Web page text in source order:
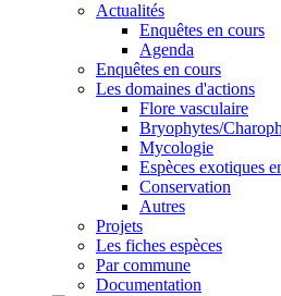
Actualités
Enquêtes en cours
Agenda
Enquêtes en cours
Les domaines d'actions
Flore vasculaire
Bryophytes/
Mycologie
Espèces exotiques
Conservation
Autres
Projets
Les fiches espèces
Par commune
Documentation